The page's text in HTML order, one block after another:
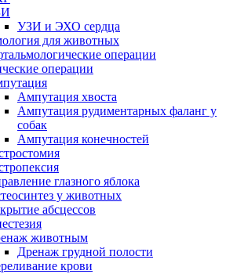
УЗИ и ЭХО сердца
для животных
операции
операции
Ампутация хвоста
Ампутация рудиментарных фаланг у
собак
Ампутация конечностей
глазного яблока
у животных
абсцессов
животным
Дренаж грудной полости
крови